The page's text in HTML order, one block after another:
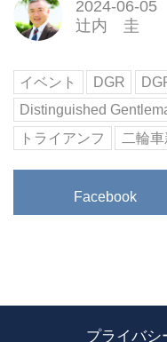
2024-06-05
辻内 圭
イベント DGR
Distinguished
トライアンフ
二輪
Facebook
プライバシ